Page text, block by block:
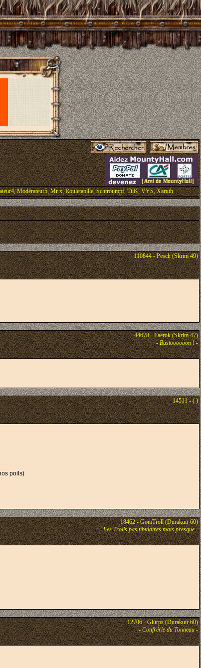
,Modérateur5,Mr x,Rouletabille,Schtroumpf,TilK,VYS,Xaruth
110844 - Pesch (Skrim 49)
44678 - Faerok (Skrim 47)
-Bastoooooon !-
14511 - ( )
poils)
18462 - GomTroll (Durakuir 60)
-Les Trolls pas tibulaires mais presque-
12706 - Glurps (Durakuir 60)
-Confrérie du Tonneau-